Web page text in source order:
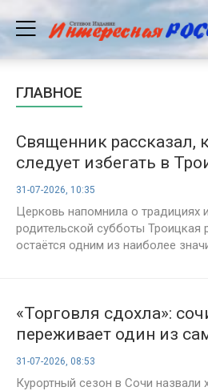
ГЛАВНОЕ
Священник рассказал,
следует избегать в
родительскую субботу
31-07-2026, 10:35
Церковь напомнила о традициях
родительской субботы Троицкая
остаётся одним из наиболее
«Торговля сдохла»:
переживает один из
сезонов
31-07-2026, 08:53
Курортный сезон в Сочи назвали